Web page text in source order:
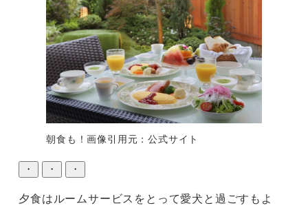
朝食も！画像引用元：公式サイト
・ ・ ・
夕食はルームサービスをとって愛犬と過ごすもよ